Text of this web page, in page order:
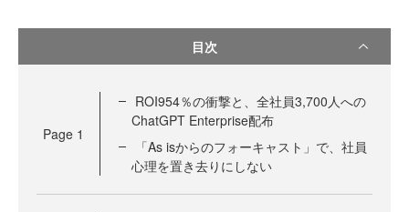
目次
Page 1
ROI954％の衝撃と、全社員3,700人への
ChatGPT Enterprise配布
「As isからのフォーキャスト」で、社員
心理を置き去りにしない